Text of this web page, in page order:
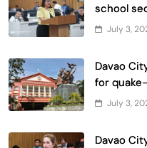
school
July 3,
Davao
for
July 3,
Davao